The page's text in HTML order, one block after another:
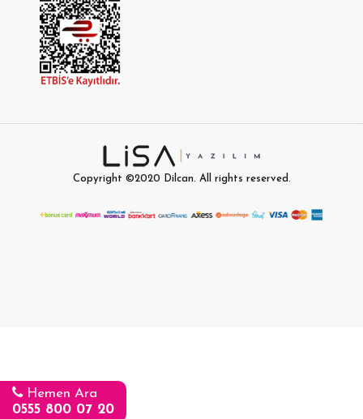
Copyright ©2020 Dilcan. All rights reserved.
Hemen Ara
0555 800 07 20